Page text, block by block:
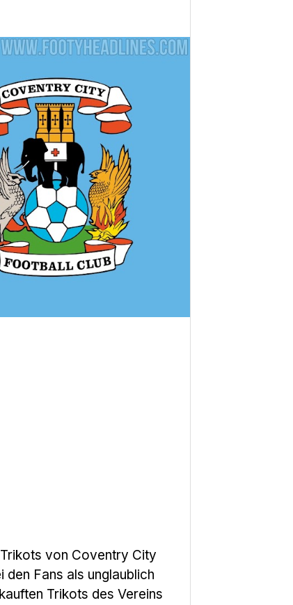
von Coventry City
Fans als unglaublich
Trikots des Vereins